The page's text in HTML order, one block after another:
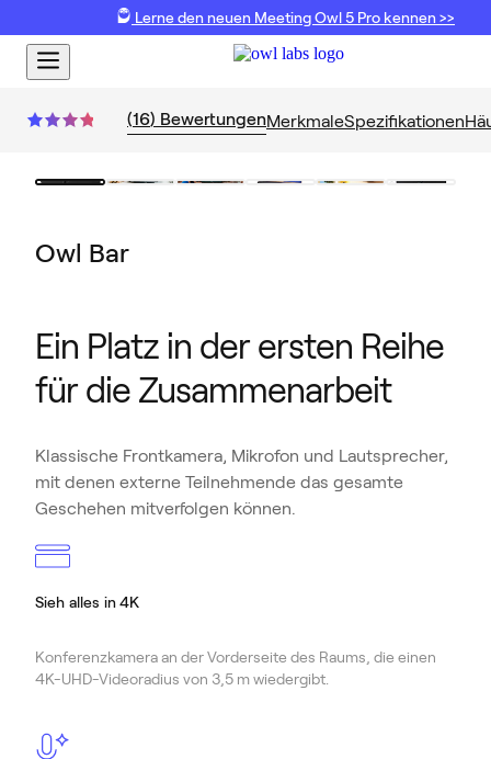
Lerne den neuen Meeting Owl 5 Pro kennen >>
(16) BewertungenMerkmaleSpezifikationen
Owl Bar
Ein Platz in der ersten Reihe
für die Zusammenarbeit
Klassische Frontkamera, Mikrofon und Lautsprecher,
mit denen externe Teilnehmende das gesamte
Geschehen mitverfolgen können.
Sieh alles in 4K
Konferenzkamera an der Vorderseite des Raums, die einen
4K-UHD-Videoradius von 3,5 m wiedergibt.